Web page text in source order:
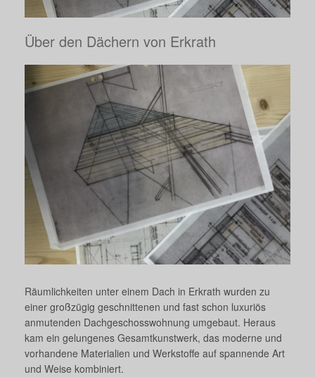
Über den Dächern von Erkrath
Räumlichkeiten unter einem Dach in Erkrath wurden zu
einer großzügig geschnittenen und fast schon luxuriös
anmutenden Dachgeschosswohnung umgebaut. Heraus
kam ein gelungenes Gesamtkunstwerk, das moderne und
vorhandene Materialien und Werkstoffe auf spannende Art
und Weise kombiniert.